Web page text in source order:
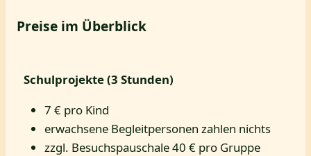
Preise im Überblick
Schulprojekte (3 Stunden)
7 € pro Kind
erwachsene Begleitpersonen zahlen nichts
zzgl. Besuchspauschale 40 € pro Gruppe